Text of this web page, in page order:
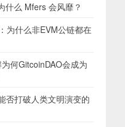
什么 Mfers 会风靡？
为什么非EVM公链都在
何GitcoinDAO会成为
否打破人类文明演变的